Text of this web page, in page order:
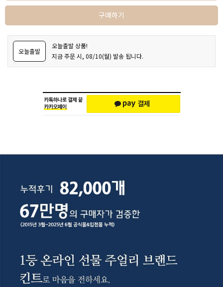
구매하기
오늘출발
오늘출발 상품!
지금 주문 시, 08/10(월) 발송 됩니다.